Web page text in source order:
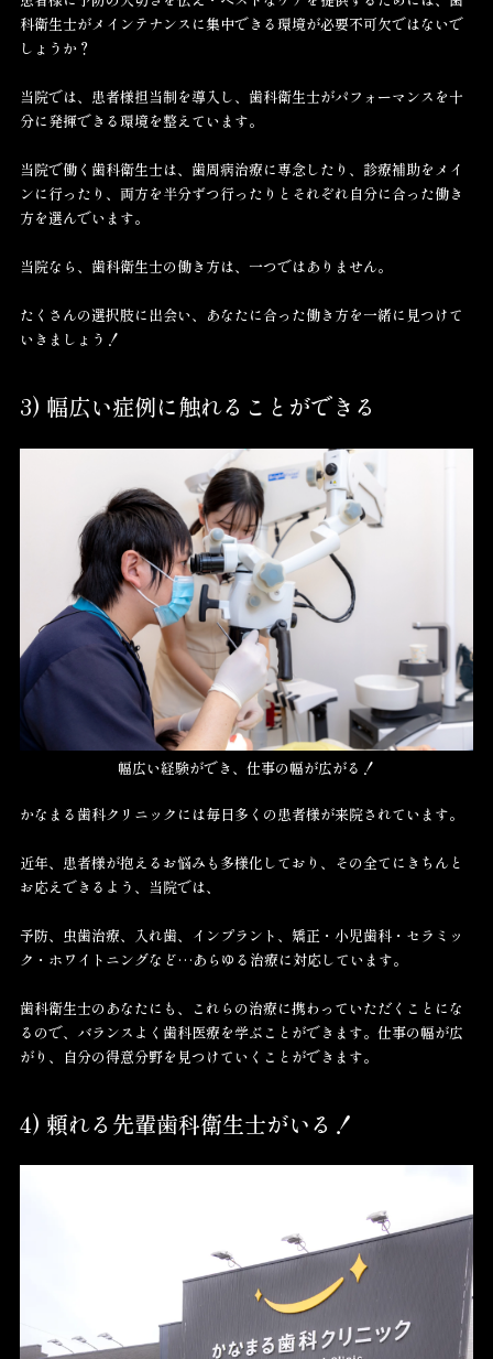
科衛生士がメインテナンスに集中できる環境が必要不可欠ではないで
しょうか？
当院では、患者様担当制を導入し、歯科衛生士がパフォーマンスを十
分に発揮できる環境を整えています。
当院で働く歯科衛生士は、歯周病治療に専念したり、診療補助をメイ
ンに行ったり、両方を半分ずつ行ったりとそれぞれ自分に合った働き
方を選んでいます。
当院なら、歯科衛生士の働き方は、一つではありません。
たくさんの選択肢に出会い、あなたに合った働き方を一緒に見つけて
いきましょう！
3) 幅広い症例に触れることができる
幅広い経験ができ、仕事の幅が広がる！
かなまる歯科クリニックには毎日多くの患者様が来院されています。
近年、患者様が抱えるお悩みも多様化しており、その全てにきちんと
お応えできるよう、当院では、
予防、虫歯治療、入れ歯、インプラント、矯正・小児歯科・セラミッ
ク・ホワイトニングなど…あらゆる治療に対応しています。
歯科衛生士のあなたにも、これらの治療に携わっていただくことにな
るので、バランスよく歯科医療を学ぶことができます。仕事の幅が広
がり、自分の得意分野を見つけていくことができます。
4) 頼れる先輩歯科衛生士がいる！